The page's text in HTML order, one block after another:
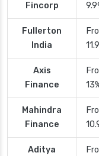
Fincorp
Fullerton
India
Axis
Finance
Mahindra
Finance
Aditya